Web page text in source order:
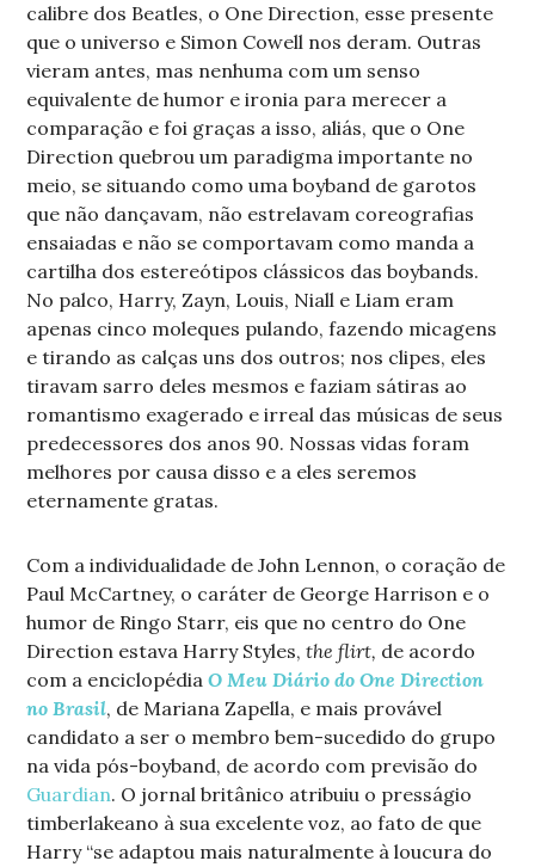
calibre dos Beatles, o One Direction, esse presente
que o universo e Simon Cowell nos deram. Outras
vieram antes, mas nenhuma com um senso
equivalente de humor e ironia para merecer a
comparação e foi graças a isso, aliás, que o One
Direction quebrou um paradigma importante no
meio, se situando como uma boyband de garotos
que não dançavam, não estrelavam coreografias
ensaiadas e não se comportavam como manda a
cartilha dos estereótipos clássicos das boybands.
No palco, Harry, Zayn, Louis, Niall e Liam eram
apenas cinco moleques pulando, fazendo micagens
e tirando as calças uns dos outros; nos clipes, eles
tiravam sarro deles mesmos e faziam sátiras ao
romantismo exagerado e irreal das músicas de seus
predecessores dos anos 90. Nossas vidas foram
melhores por causa disso e a eles seremos
eternamente gratas.
Com a individualidade de John Lennon, o coração de
Paul McCartney, o caráter de George Harrison e o
humor de Ringo Starr, eis que no centro do One
Direction estava Harry Styles,the flirt, de acordo
com a enciclopédiaO Meu Diário do One Direction
no Brasil, de Mariana Zapella, e mais provável
candidato a ser o membro bem-sucedido do grupo
na vida pós-boyband, de acordo com previsão do
Guardian. O jornal britânico atribuiu o presságio
timberlakeano à sua excelente voz, ao fato de que
Harry “se adaptou mais naturalmente à loucura do